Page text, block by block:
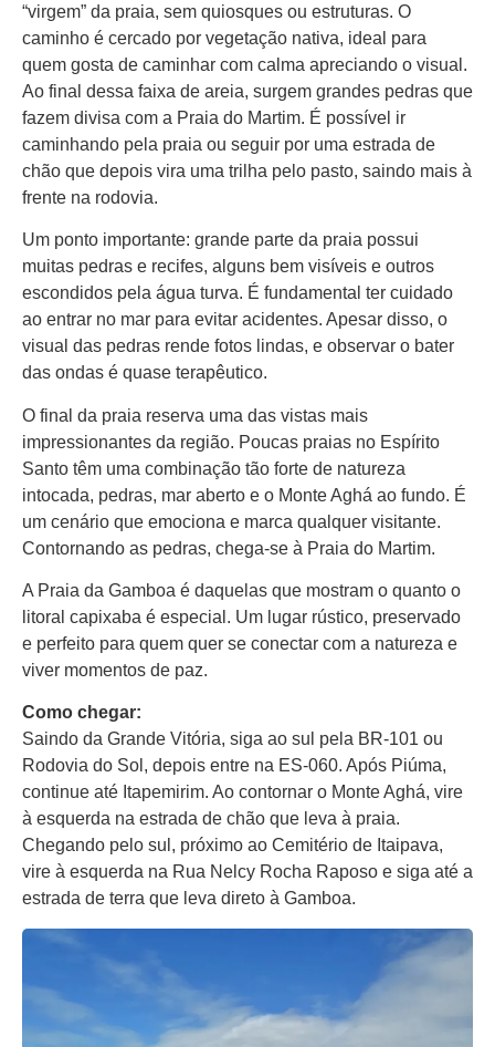
“virgem” da praia, sem quiosques ou estruturas. O
caminho é cercado por vegetação nativa, ideal para
quem gosta de caminhar com calma apreciando o visual.
Ao final dessa faixa de areia, surgem grandes pedras que
fazem divisa com a Praia do Martim. É possível ir
caminhando pela praia ou seguir por uma estrada de
chão que depois vira uma trilha pelo pasto, saindo mais à
frente na rodovia.
Um ponto importante: grande parte da praia possui
muitas pedras e recifes, alguns bem visíveis e outros
escondidos pela água turva. É fundamental ter cuidado
ao entrar no mar para evitar acidentes. Apesar disso, o
visual das pedras rende fotos lindas, e observar o bater
das ondas é quase terapêutico.
O final da praia reserva uma das vistas mais
impressionantes da região. Poucas praias no Espírito
Santo têm uma combinação tão forte de natureza
intocada, pedras, mar aberto e o Monte Aghá ao fundo. É
um cenário que emociona e marca qualquer visitante.
Contornando as pedras, chega-se à Praia do Martim.
A Praia da Gamboa é daquelas que mostram o quanto o
litoral capixaba é especial. Um lugar rústico, preservado
e perfeito para quem quer se conectar com a natureza e
viver momentos de paz.
Como chegar:
Saindo da Grande Vitória, siga ao sul pela BR-101 ou
Rodovia do Sol, depois entre na ES-060. Após Piúma,
continue até Itapemirim. Ao contornar o Monte Aghá, vire
à esquerda na estrada de chão que leva à praia.
Chegando pelo sul, próximo ao Cemitério de Itaipava,
vire à esquerda na Rua Nelcy Rocha Raposo e siga até a
estrada de terra que leva direto à Gamboa.